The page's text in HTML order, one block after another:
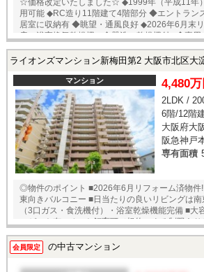
用可能 ◆RC造り11階建て4階部分 ◆エントラン
居室に収納有 ◆眺望・通風良好 ◆2026年6月末
房、浴室換気乾燥機、食器洗い乾燥機付♪ ◆専用ポーチ付♪
しくは24時間対応可能「内覧予約・お問い合わ
が困難な場合は、ご希望場所でのお待ち合わせも
マンション 4,480万
2LDK /
6階/12階
大阪府大
阪急神戸
専有面積
◎物件のポイント ■2026年6月リフォーム済物件
東向きバルコニー ■日当たりの良いリビングは
（3口ガス・食洗機付）・浴室乾燥機能完備 ■大
ーゼット有 ■ペット飼育可（規約による制限あ
お電話いただくか、もしくは24時間対応可能「内
せ」フォームよりお問い合わせ下さい！業務に精
に対応致します。ご来店が困難な場合は、ご希望
会員限定 の中古マンション